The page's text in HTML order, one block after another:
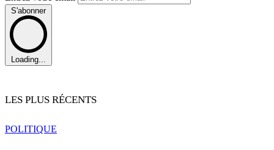
S'abonner
Loading...
LES PLUS RÉCENTS
POLITIQUE